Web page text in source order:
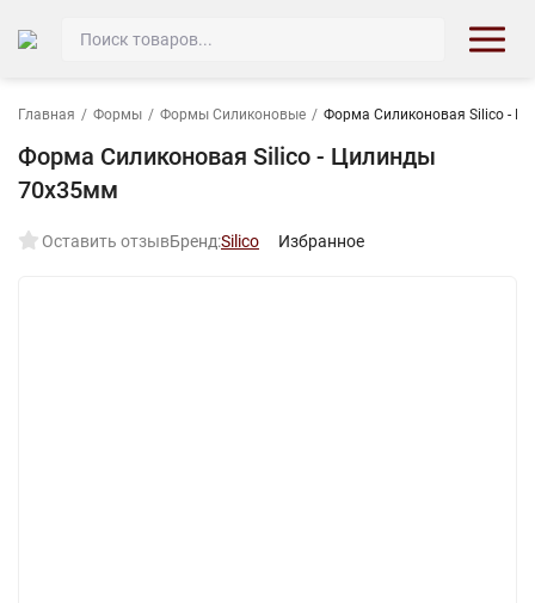
Главная / Формы / Формы Силиконовые / Форма Силиконовая Silico -
Форма Силиконовая Silico - Цилинды
70х35мм
Оставить отзывБренд:Silico Избранное